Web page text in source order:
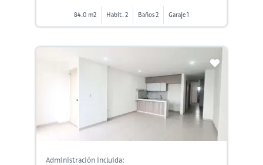
84.0 m2 Habit. 2 Baños 2 Garaje 1
Administración incluida: